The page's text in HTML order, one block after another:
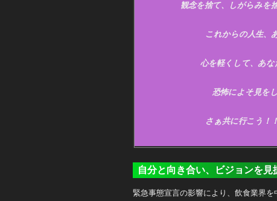
観念を捨て、しがらみを
これからの人生、
心を軽くして、あな
恐怖によそ見を
さぁ共に行こう！
自分と向き合い、ビジョンを見
緊急事態宣言の影響により、飲食業界